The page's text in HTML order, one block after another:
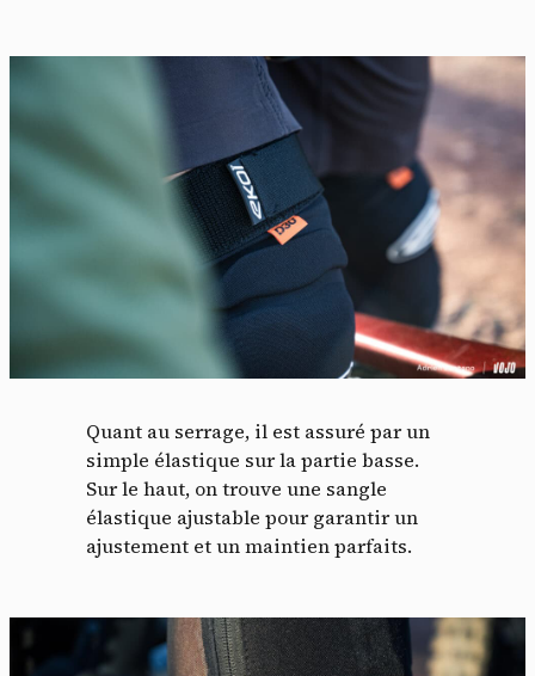
Quant au serrage, il est assuré par un
simple élastique sur la partie basse.
Sur le haut, on trouve une sangle
élastique ajustable pour garantir un
ajustement et un maintien parfaits.